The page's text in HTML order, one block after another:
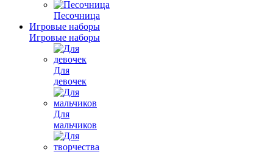
Песочница
Игровые наборы
Игровые наборы
Для
девочек
Для
мальчиков